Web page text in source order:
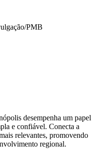
PMB
desempenha um papel
e confiável. Conecta a
relevantes, promovendo
regional.